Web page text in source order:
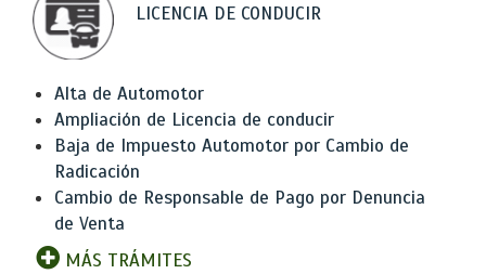
LICENCIA DE CONDUCIR
Alta de Automotor
Ampliación de Licencia de conducir
Baja de Impuesto Automotor por Cambio de
Radicación
Cambio de Responsable de Pago por Denuncia
de Venta
MÁS TRÁMITES